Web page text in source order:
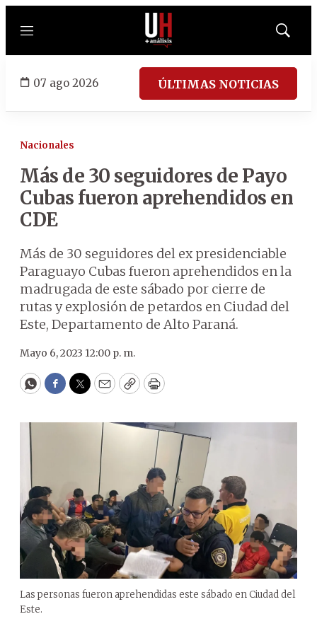
Menú
Mostrar
07 ago 2026 ÚLTIMAS NOTICIAS
Nacionales
Más de 30 seguidores de Payo
Cubas fueron aprehendidos en
CDE
Más de 30 seguidores del ex presidenciable
Paraguayo Cubas fueron aprehendidos en la
madrugada de este sábado por cierre de
rutas y explosión de petardos en Ciudad del
Este, Departamento de Alto Paraná.
Mayo 6, 2023 12:00 p. m.
WhatsApp
Facebook
Twitter
EmailCopyPrint
Las personas fueron aprehendidas este sábado en Ciudad del
Este.